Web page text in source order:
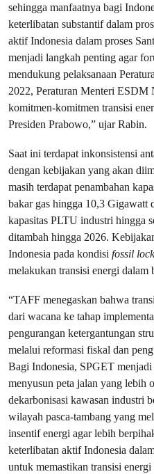
sehingga manfaatnya bagi
keterlibatan substantif dalam
aktif Indonesia dalam proses
menjadi langkah penting agar
mendukung pelaksanaan
2022, Peraturan Menteri ESDM
komitmen-komitmen transisi
Presiden Prabowo,” ujar Rabin.
Saat ini terdapat inkonsistensi
dengan kebijakan yang akan
masih terdapat penambahan
bakar gas hingga 10,3
kapasitas PLTU industri hingga
ditambah hingga 2026.
Indonesia pada kondisi fossil
melakukan transisi energi dalam
“TAFF menegaskan bahwa
dari wacana ke tahap
pengurangan ketergantungan
melalui reformasi fiskal dan
Bagi Indonesia, SPGET
menyusun peta jalan yang lebih
dekarbonisasi kawasan industri
wilayah pasca-tambang yang
insentif energi agar lebih
keterlibatan aktif Indonesia
untuk memastikan transisi